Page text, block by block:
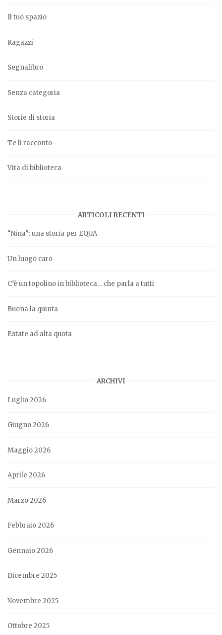
Il tuo spazio
Ragazzi
Segnalibro
Senza categoria
Storie di storia
Te li racconto
Vita di biblioteca
ARTICOLI RECENTI
“Nina”: una storia per EQUA
Un luogo caro
C’è un topolino in biblioteca… che parla a tutti
Buona la quinta
Estate ad alta quota
ARCHIVI
Luglio 2026
Giugno 2026
Maggio 2026
Aprile 2026
Marzo 2026
Febbraio 2026
Gennaio 2026
Dicembre 2025
Novembre 2025
Ottobre 2025